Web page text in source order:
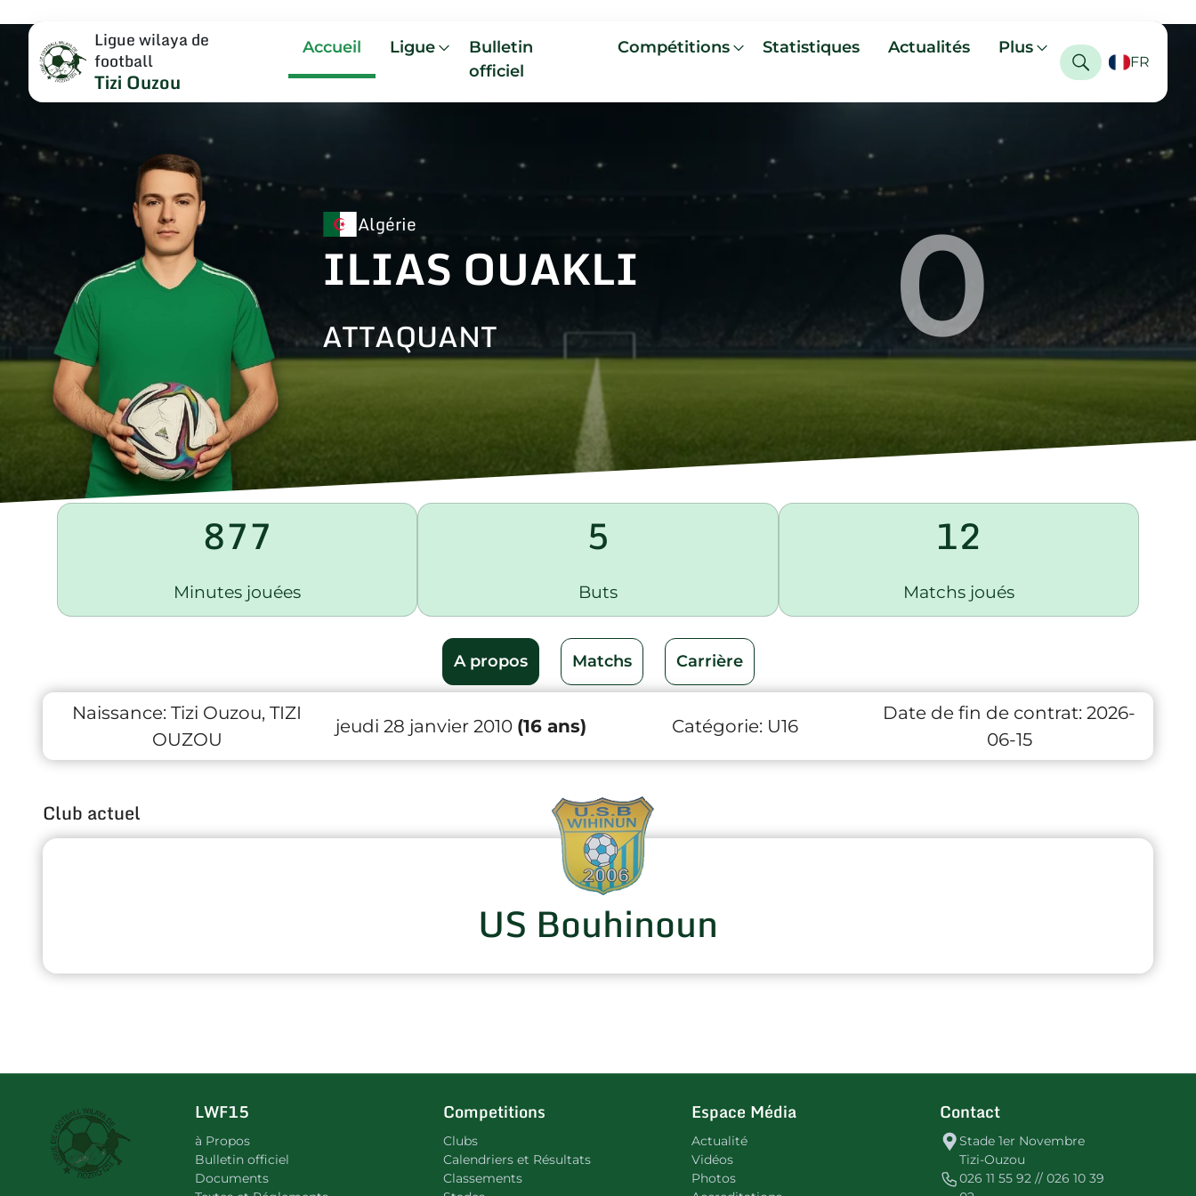
Ligue wilaya de
football
Tizi Ouzou
Accueil Ligue
Bulletin
officiel
Compétitions Statistiques Actualités Plus
FR
Algérie
ILIAS OUAKLI
ATTAQUANT 0
877
Minutes jouées
5
Buts
12
Matchs joués
A propos Matchs Carrière
Naissance: Tizi Ouzou, TIZI
OUZOU
jeudi 28 janvier 2010 (16 ans) Catégorie: U16
Date de fin de contrat: 2026-
06-15
Club actuel
US Bouhinoun
LWF15
à Propos
Bulletin officiel
Documents
Competitions
Clubs
Calendriers et Résultats
Classements
Espace Média
Actualité
Vidéos
Photos
Contact
Stade 1er Novembre
Tizi-Ouzou
026 11 55 92 // 026 10 39